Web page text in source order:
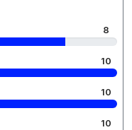
8
10
10
10